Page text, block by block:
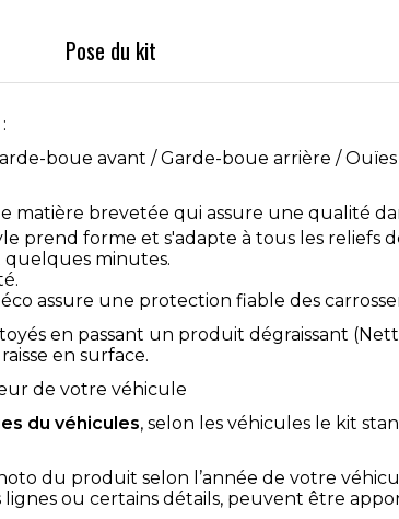
Pose du kit
boue avant / Garde-boue arrière /
matière brevetée qui assure une qualité
prend forme et s'adapte à tous les reliefs
minutes.
assure une protection fiable des
en passant un produit dégraissant
en surface.
de votre véhicule
du véhicules, selon les véhicules le kit
du produit selon l’année de votre
lignes ou certains détails, peuvent être